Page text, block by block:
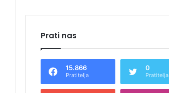
Prati nas
15.866
Pratitelja
0
Pratitelja